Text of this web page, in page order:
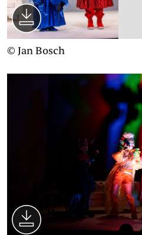
© Jan Bosch